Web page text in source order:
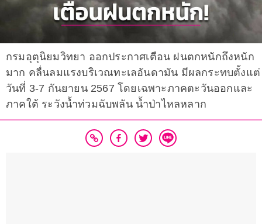
กรมอุตุนิยมวิทยา ออกประกาศเตือน ฝนตกหนักถึงหนัก
มาก คลื่นลมแรงบริเวณทะเลอันดามัน มีผลกระทบตั้งแต่
วันที่ 3-7 กันยายน 2567 โดยเฉพาะภาคตะวันออกและ
ภาคใต้ ระวังน้ำท่วมฉับพลัน น้ำป่าไหลหลาก